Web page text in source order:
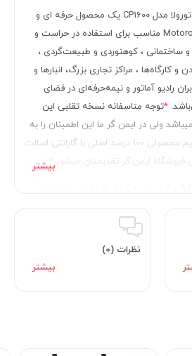
بیسیم واکی تاکی اصلی موتورولا مدل CP1600 یک محصول حرفه ای و
صنعتی از شرکت معتبر Motorola مناسب برای استفاده در حراست و
و ساختمانی ، کوهنوردی و طبیعت‌گردی ،
و کارگاه‌ها ، مراکز تجاری بزرگ، انبارها و
رادیو آماتور و نیمه‌حرفه‌ای در فضای
*توجه متاسفانه نسخه تقلبی این
ولی در ایمن گر ما این اطمینان را به
شما مشتریان عزیز می دهیم محصولی 100 درصد اصلی با گارانتی اصالت
ایمن گر تقدیمتان میشود.
*
نظرات (0)